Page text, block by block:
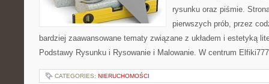
rysunku oraz piśmie.
pierwszych prób, przez
bardziej zaawansowane tematy związane z układem i estetyką
Podstawy Rysunku i Rysowanie i Malowanie. W centrum
CATEGORIES: NIERUCHOMOŚCI